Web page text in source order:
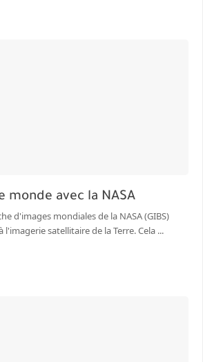
monde avec la NASA
d'images mondiales de la NASA (GIBS)
satellitaire de la Terre. Cela ...